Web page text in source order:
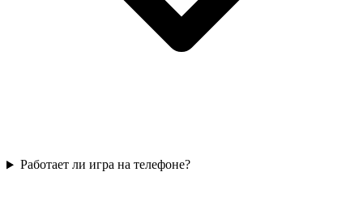
Работает ли игра на телефоне?